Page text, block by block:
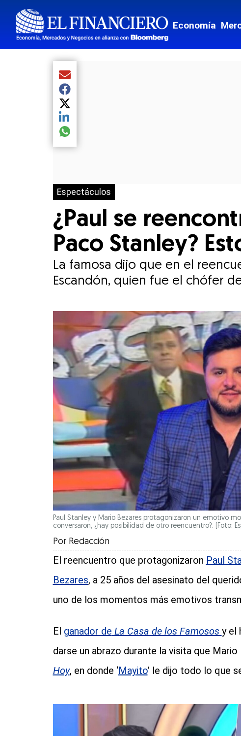
Economía
Espectáculos
¿Paul se
Paco Stanley?
La famosa dijo que en el
Escandón, quien fue el chófer
Compartir el artículo actual mediante Email
Compartir el artículo actual mediante Facebook
Compartir el artículo actual mediante Twitter
Compartir el artículo actual mediante LinkedIn
Compartir el artículo actual mediante global.social-
Paul Stanley y Mario Bezares protagonizaron un emotivo
conversaron, ¿hay posibilidad de otro reencuentro?. (Foto:
Por Redacción
El reencuentro que protagonizaron Paul
Bezares, a 25 años del asesinato del
uno de los momentos más emotivos
El ganador de La Casa de los Famosos y el
darse un abrazo durante la visita que
Hoy, en donde ‘Mayito’ le dijo todo lo que